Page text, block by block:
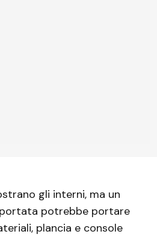
gli interni, ma un
potrebbe portare
plancia e console